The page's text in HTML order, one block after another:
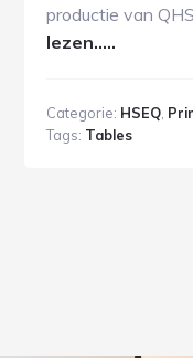
productie van
lezen.....
Categorie: HSEQ,
Tags: Tables